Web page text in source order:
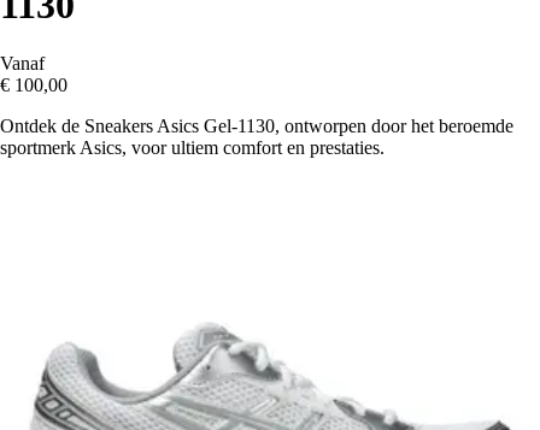
Vanaf
€ 100,00
Ontdek de Sneakers Asics Gel-1130, ontworpen door het beroemde
sportmerk Asics, voor ultiem comfort en prestaties.